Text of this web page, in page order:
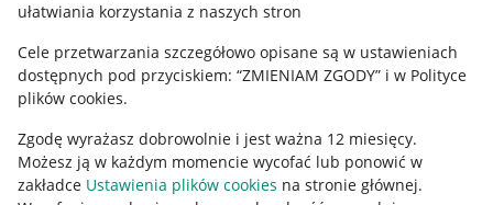
ułatwiania korzystania z naszych stron
Cele przetwarzania szczegółowo opisane są w ustawieniach
dostępnych pod przyciskiem: “ZMIENIAM ZGODY” i w Polityce
plików cookies.
Zgodę wyrażasz dobrowolnie i jest ważna 12 miesięcy.
Możesz ją w każdym momencie wycofać lub ponowić w
zakładce Ustawienia plików cookies na stronie głównej.
Ustawienia plików "cookies"
Udostępnianie lokalizacji
Informacje dla Aktu o Usługach Cyfrowych
Pobierz aplikację